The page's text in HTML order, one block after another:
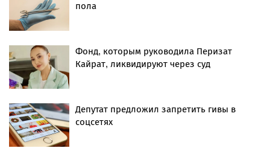
пола
Фонд, которым руководила Перизат
Кайрат, ликвидируют через суд
Депутат предложил запретить гивы в
соцсетях